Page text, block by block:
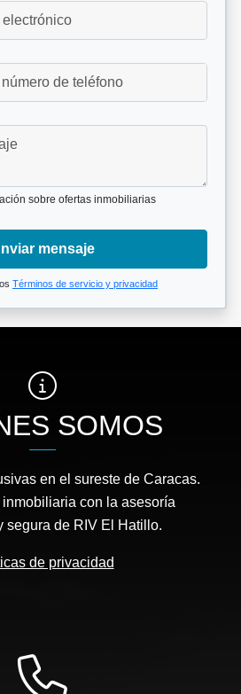
sobre ofertas inmobiliarias
mensaje
Términos de servicio y privacidad
SOMOS
en el sureste de Caracas.
inmobiliaria con la asesoría
segura de RIV El Hatillo.
de privacidad